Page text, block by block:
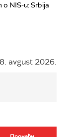
NIS-u: Srbija
avgust 2026.